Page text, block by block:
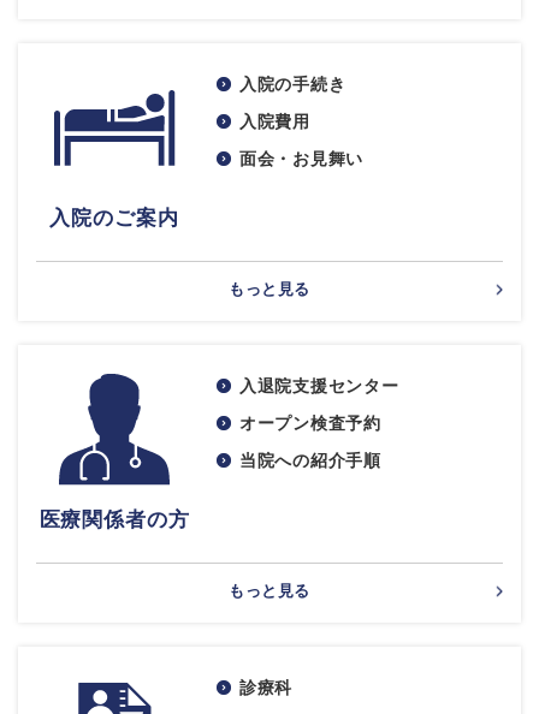
入院のご案内
入院の手続き
入院費用
面会・お見舞い
もっと見る
医療関係者の方
入退院支援センター
オープン検査予約
当院への紹介手順
もっと見る
診療科